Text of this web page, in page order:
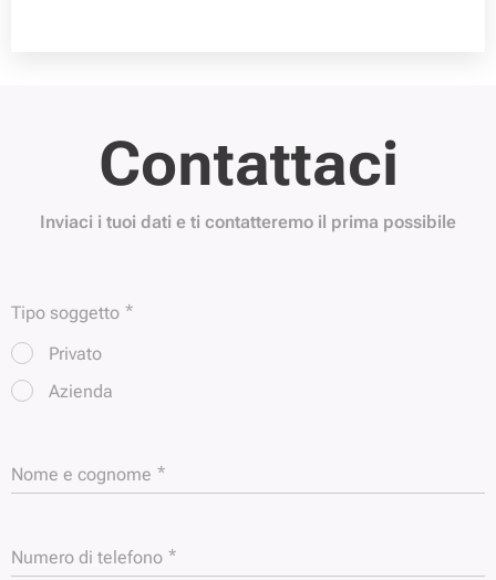
Contattaci
Inviaci i tuoi dati e ti contatteremo il prima possibile
Tipo soggetto
Privato
Azienda
Nome e cognome
Numero di telefono